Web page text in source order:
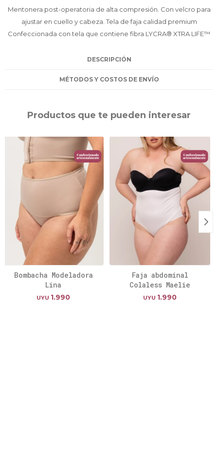
Mentonera post-operatoria de alta compresión. Con velcro para
ajustar en cuello y cabeza. Tela de faja calidad premium
Confeccionada con tela que contiene fibra LYCRA® XTRA LIFE™
DESCRIPCIÓN
MÉTODOS Y COSTOS DE ENVÍO
Productos que te pueden interesar
Bombacha Modeladora
Lina
UYU 1.990
Faja abdominal
Colaless Maelie
UYU 1.990